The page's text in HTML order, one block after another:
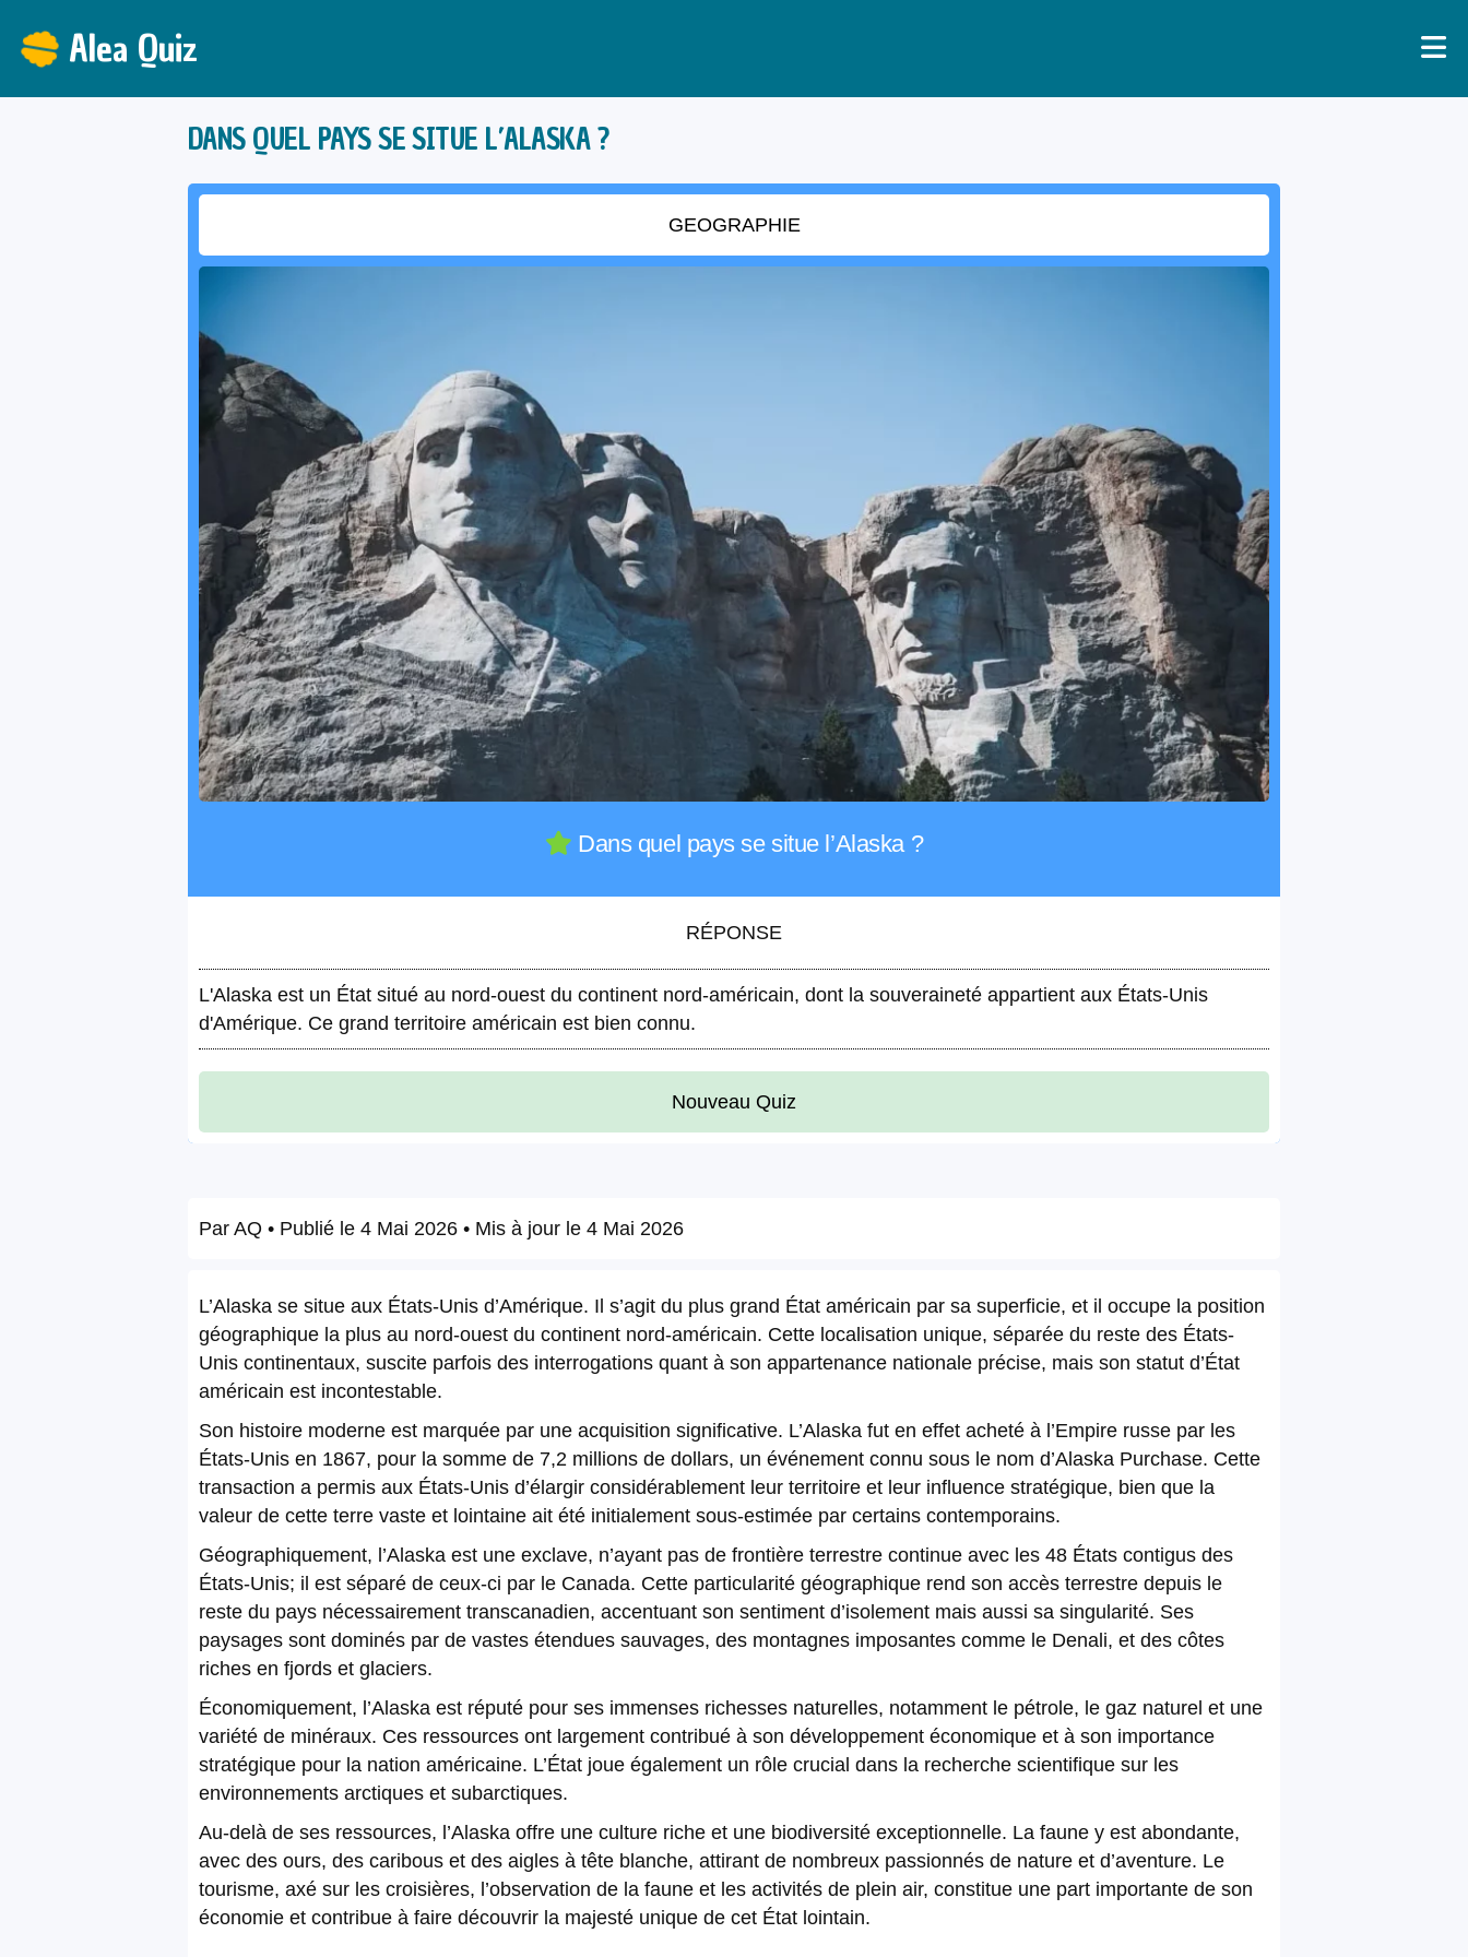
Alea Quiz
DANS QUEL PAYS SE SITUE L’ALASKA ?
GEOGRAPHIE
Dans quel pays se situe l’Alaska ?
RÉPONSE
L'Alaska est un État situé au nord-ouest du continent nord-américain, dont la souveraineté appartient aux États-Unis
d'Amérique. Ce grand territoire américain est bien connu.
Nouveau Quiz
Par AQ • Publié le 4 Mai 2026 • Mis à jour le 4 Mai 2026
L’Alaska se situe aux États-Unis d’Amérique. Il s’agit du plus grand État américain par sa superficie, et il occupe la position
géographique la plus au nord-ouest du continent nord-américain. Cette localisation unique, séparée du reste des États-
Unis continentaux, suscite parfois des interrogations quant à son appartenance nationale précise, mais son statut d’État
américain est incontestable.
Son histoire moderne est marquée par une acquisition significative. L’Alaska fut en effet acheté à l’Empire russe par les
États-Unis en 1867, pour la somme de 7,2 millions de dollars, un événement connu sous le nom d’Alaska Purchase. Cette
transaction a permis aux États-Unis d’élargir considérablement leur territoire et leur influence stratégique, bien que la
valeur de cette terre vaste et lointaine ait été initialement sous-estimée par certains contemporains.
Géographiquement, l’Alaska est une exclave, n’ayant pas de frontière terrestre continue avec les 48 États contigus des
États-Unis; il est séparé de ceux-ci par le Canada. Cette particularité géographique rend son accès terrestre depuis le
reste du pays nécessairement transcanadien, accentuant son sentiment d’isolement mais aussi sa singularité. Ses
paysages sont dominés par de vastes étendues sauvages, des montagnes imposantes comme le Denali, et des côtes
riches en fjords et glaciers.
Économiquement, l’Alaska est réputé pour ses immenses richesses naturelles, notamment le pétrole, le gaz naturel et une
variété de minéraux. Ces ressources ont largement contribué à son développement économique et à son importance
stratégique pour la nation américaine. L’État joue également un rôle crucial dans la recherche scientifique sur les
environnements arctiques et subarctiques.
Au-delà de ses ressources, l’Alaska offre une culture riche et une biodiversité exceptionnelle. La faune y est abondante,
avec des ours, des caribous et des aigles à tête blanche, attirant de nombreux passionnés de nature et d’aventure. Le
tourisme, axé sur les croisières, l’observation de la faune et les activités de plein air, constitue une part importante de son
économie et contribue à faire découvrir la majesté unique de cet État lointain.